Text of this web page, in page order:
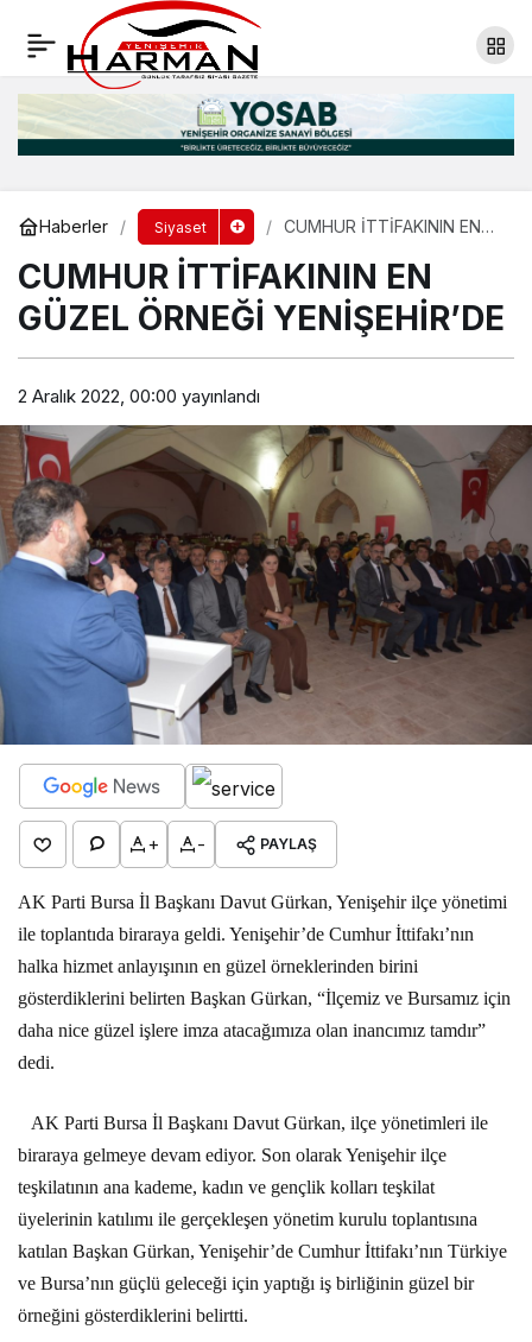
Haberler Siyaset
CUMHUR İTTİFAKININ EN
YENİŞEHİR’DE
CUMHUR İTTİFAKININ EN
GÜZEL ÖRNEĞİ YENİŞEHİR’DE
2 Aralık 2022, 00:00 yayınlandı
+ - PAYLAŞ
AK Parti Bursa İl Başkanı Davut Gürkan, Yenişehir ilçe yönetimi
ile toplantıda biraraya geldi. Yenişehir’de Cumhur İttifakı’nın
halka hizmet anlayışının en güzel örneklerinden birini
gösterdiklerini belirten Başkan Gürkan, “İlçemiz ve Bursamız için
daha nice güzel işlere imza atacağımıza olan inancımız tamdır”
dedi.
AK Parti Bursa İl Başkanı Davut Gürkan, ilçe yönetimleri ile
biraraya gelmeye devam ediyor. Son olarak Yenişehir ilçe
teşkilatının ana kademe, kadın ve gençlik kolları teşkilat
üyelerinin katılımı ile gerçekleşen yönetim kurulu toplantısına
katılan Başkan Gürkan, Yenişehir’de Cumhur İttifakı’nın Türkiye
ve Bursa’nın güçlü geleceği için yaptığı iş birliğinin güzel bir
örneğini gösterdiklerini belirtti.
YİNE AYNI YER, YİNE KAZA
Yorum Yap Paylaş